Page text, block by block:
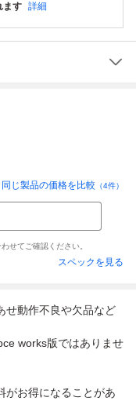
ます 詳細
同じ製品の価格を比較 （4件）
せてご確認ください。
スペックを見る
せ動作不良や欠品など
works版ではありませ
がお得になることがあ